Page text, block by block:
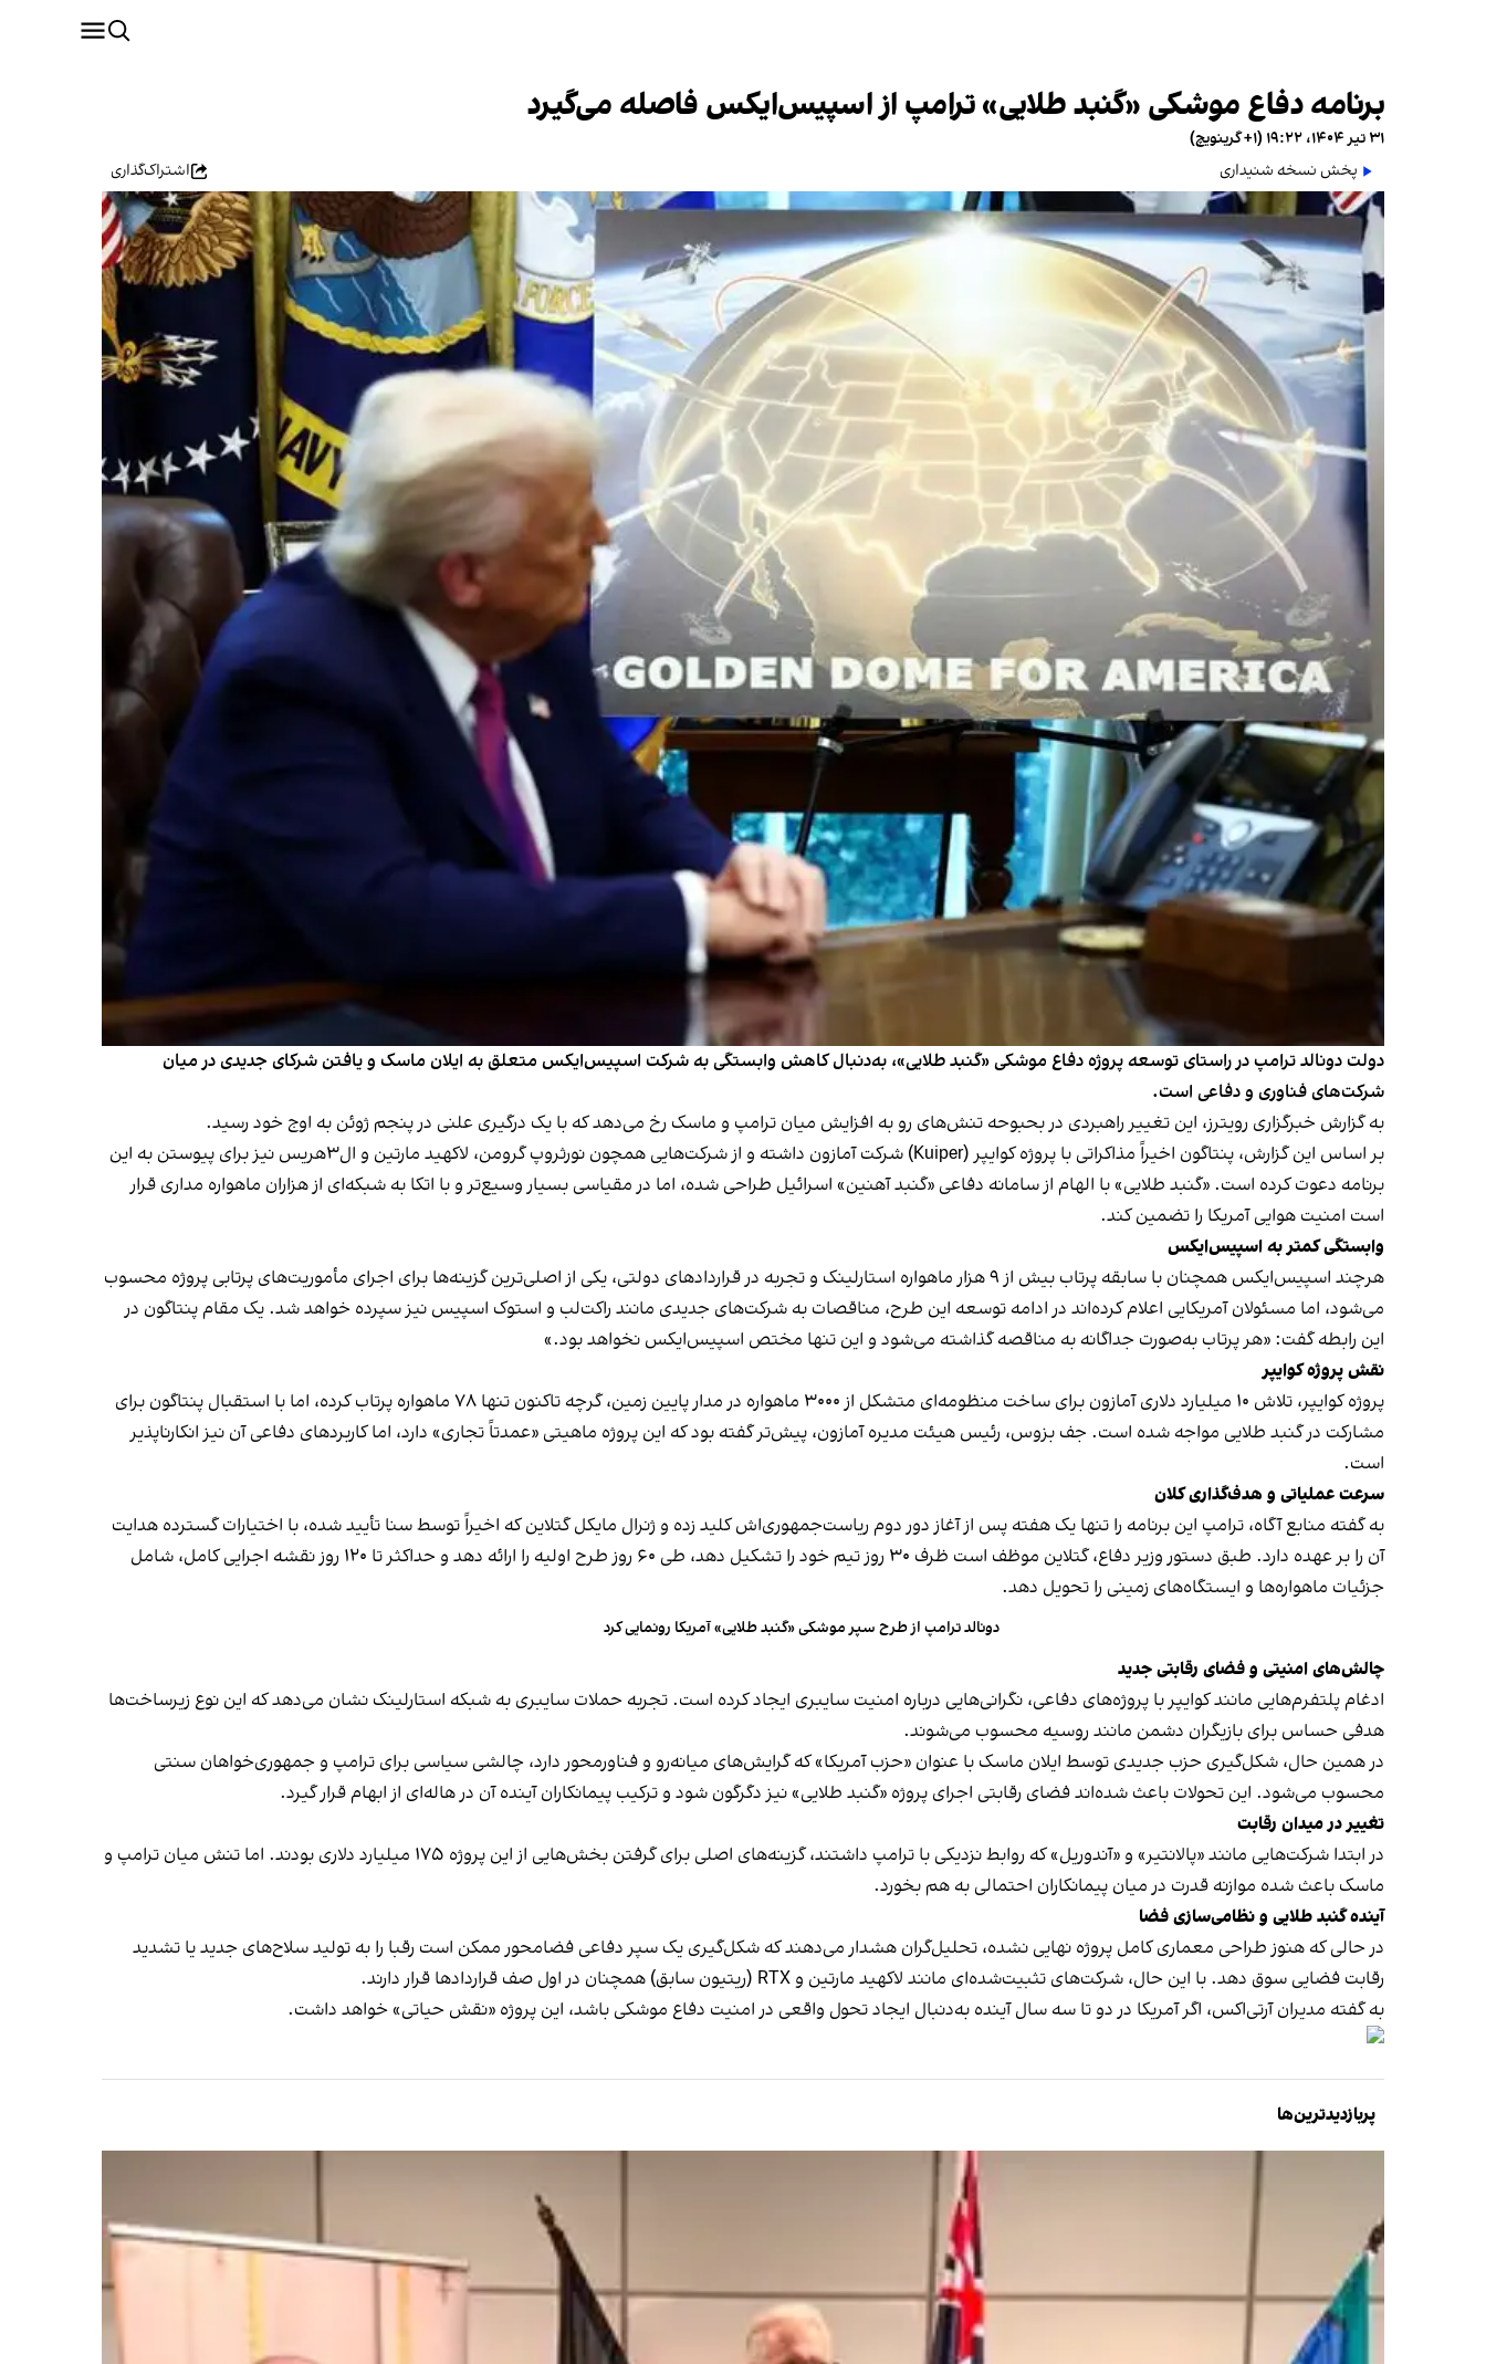
برنامه دفاع موشکی «گنبد طلایی» ترامپ از اسپیس‌ایکس فاصله می‌گیرد
۳۱ تیر ۱۴۰۴، ۱۹:۲۲ (‎+۱ گرینویچ)
پخش نسخه شنیداری
اشتراک‌گذاری
دولت دونالد ترامپ در راستای توسعه پروژه دفاع موشکی «گنبد طلایی»، به‌دنبال کاهش وابستگی به شرکت اسپیس‌ایکس متعلق به ایلان ماسک و یافتن شرکای جدیدی در میان
شرکت‌های فناوری و دفاعی است.
به گزارش خبرگزاری رویترز، این تغییر راهبردی در بحبوحه تنش‌های رو به افزایش میان ترامپ و ماسک رخ می‌دهد که با یک درگیری علنی در پنجم ژوئن به اوج خود رسید.
بر اساس این گزارش، پنتاگون اخیراً مذاکراتی با پروژه کوایپر (Kuiper) شرکت آمازون داشته و از شرکت‌هایی همچون نورثروپ گرومن، لاکهید مارتین و ال۳هریس نیز برای پیوستن به این
برنامه دعوت کرده است. «گنبد طلایی» با الهام از سامانه دفاعی «گنبد آهنین» اسرائیل طراحی شده، اما در مقیاسی بسیار وسیع‌تر و با اتکا به شبکه‌ای از هزاران ماهواره مداری قرار
است امنیت هوایی آمریکا را تضمین کند.
وابستگی کمتر به اسپیس‌ایکس
هرچند اسپیس‌ایکس همچنان با سابقه پرتاب بیش از ۹ هزار ماهواره استارلینک و تجربه در قراردادهای دولتی، یکی از اصلی‌ترین گزینه‌ها برای اجرای مأموریت‌های پرتابی پروژه محسوب
می‌شود، اما مسئولان آمریکایی اعلام کرده‌اند در ادامه توسعه این طرح، مناقصات به شرکت‌های جدیدی مانند راکت‌لب و استوک اسپیس نیز سپرده خواهد شد. یک مقام پنتاگون در
این رابطه گفت: «هر پرتاب به‌صورت جداگانه به مناقصه گذاشته می‌شود و این تنها مختص اسپیس‌ایکس نخواهد بود.»
نقش پروژه کوایپر
پروژه کوایپر، تلاش ۱۰ میلیارد دلاری آمازون برای ساخت منظومه‌ای متشکل از ۳۰۰۰ ماهواره در مدار پایین زمین، گرچه تاکنون تنها ۷۸ ماهواره پرتاب کرده، اما با استقبال پنتاگون برای
مشارکت در گنبد طلایی مواجه شده است. جف بزوس، رئیس هیئت مدیره آمازون، پیش‌تر گفته بود که این پروژه ماهیتی «عمدتاً تجاری» دارد، اما کاربردهای دفاعی آن نیز انکارناپذیر
است.
سرعت عملیاتی و هدف‌گذاری کلان
به گفته منابع آگاه، ترامپ این برنامه را تنها یک هفته پس از آغاز دور دوم ریاست‌جمهوری‌اش کلید زده و ژنرال مایکل گتلاین که اخیراً توسط سنا تأیید شده، با اختیارات گسترده هدایت
آن را بر عهده دارد. طبق دستور وزیر دفاع، گتلاین موظف است ظرف ۳۰ روز تیم خود را تشکیل دهد، طی ۶۰ روز طرح اولیه را ارائه دهد و حداکثر تا ۱۲۰ روز نقشه اجرایی کامل، شامل
جزئیات ماهواره‌ها و ایستگاه‌های زمینی را تحویل دهد.
دونالد ترامپ از طرح سپر موشکی «گنبد طلایی» آمریکا رونمایی کرد
چالش‌های امنیتی و فضای رقابتی جدید
ادغام پلتفرم‌هایی مانند کوایپر با پروژه‌های دفاعی، نگرانی‌هایی درباره امنیت سایبری ایجاد کرده است. تجربه حملات سایبری به شبکه استارلینک نشان می‌دهد که این نوع زیرساخت‌ها
هدفی حساس برای بازیگران دشمن مانند روسیه محسوب می‌شوند.
در همین حال، شکل‌گیری حزب جدیدی توسط ایلان ماسک با عنوان «حزب آمریکا» که گرایش‌های میانه‌رو و فناورمحور دارد، چالشی سیاسی برای ترامپ و جمهوری‌خواهان سنتی
محسوب می‌شود. این تحولات باعث شده‌اند فضای رقابتی اجرای پروژه «گنبد طلایی» نیز دگرگون شود و ترکیب پیمانکاران آینده آن در هاله‌ای از ابهام قرار گیرد.
تغییر در میدان رقابت
در ابتدا شرکت‌هایی مانند «پالانتیر» و «آندوریل» که روابط نزدیکی با ترامپ داشتند، گزینه‌های اصلی برای گرفتن بخش‌هایی از این پروژه ۱۷۵ میلیارد دلاری بودند. اما تنش میان ترامپ و
ماسک باعث شده موازنه قدرت در میان پیمانکاران احتمالی به هم بخورد.
آینده گنبد طلایی و نظامی‌سازی فضا
در حالی که هنوز طراحی معماری کامل پروژه نهایی نشده، تحلیل‌گران هشدار می‌دهند که شکل‌گیری یک سپر دفاعی فضامحور ممکن است رقبا را به تولید سلاح‌های جدید یا تشدید
رقابت فضایی سوق دهد. با این حال، شرکت‌های تثبیت‌شده‌ای مانند لاکهید مارتین و RTX (ریتیون سابق) همچنان در اول صف قراردادها قرار دارند.
به گفته مدیران آر‌تی‌اکس، اگر آمریکا در دو تا سه سال آینده به‌دنبال ایجاد تحول واقعی در امنیت دفاع موشکی باشد، این پروژه «نقش حیاتی» خواهد داشت.
پربازدیدترین‌ها